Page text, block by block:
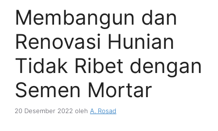
Membangun dan
Renovasi Hunian
Tidak Ribet dengan
Semen Mortar
20 Desember 2022 oleh A. Rosad